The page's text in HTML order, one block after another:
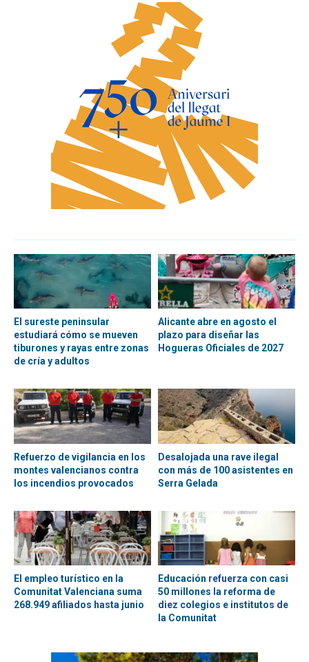
El sureste peninsular
estudiará cómo se mueven
tiburones y rayas entre zonas
de cría y adultos
Alicante abre en agosto el
plazo para diseñar las
Hogueras Oficiales de 2027
Refuerzo de vigilancia en los
montes valencianos contra
los incendios provocados
Desalojada una rave ilegal
con más de 100 asistentes en
Serra Gelada
El empleo turístico en la
Comunitat Valenciana suma
268.949 afiliados hasta junio
Educación refuerza con casi
50 millones la reforma de
diez colegios e institutos de
la Comunitat